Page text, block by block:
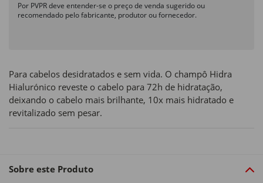
Por PVPR deve entender-se o preço de venda sugerido ou
recomendado pelo fabricante, produtor ou fornecedor.
Para cabelos desidratados e sem vida. O champô Hidra
Hialurónico reveste o cabelo para 72h de hidratação,
deixando o cabelo mais brilhante, 10x mais hidratado e
revitalizado sem pesar.
Sobre este Produto